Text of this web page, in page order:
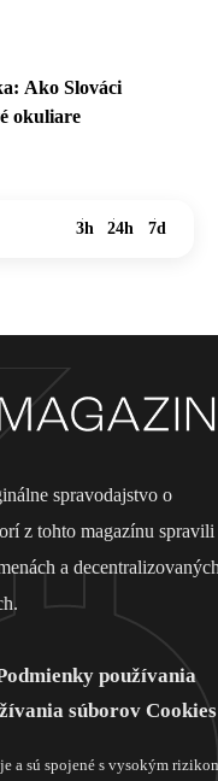
Ako Slováci
okuliare
3h 24h 7d
spravodajstvo o
z tohto magazínu spravili
a
používania
súborov Cookies
a sú spojené s vysokým